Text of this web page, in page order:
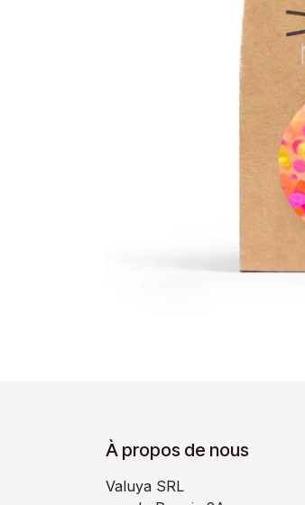
À propos de nous
Valuya SRL